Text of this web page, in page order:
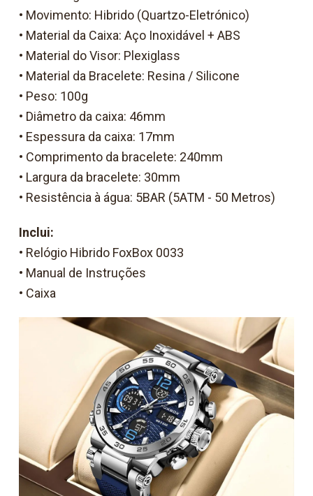
• Movimento: Hibrido (Quartzo-Eletrónico)
• Material da Caixa: Aço Inoxidável + ABS
• Material do Visor: Plexiglass
• Material da Bracelete: Resina / Silicone
• Peso: 100g
• Diâmetro da caixa: 46mm
• Espessura da caixa: 17mm
• Comprimento da bracelete: 240mm
• Largura da bracelete: 30mm
• Resistência à água: 5BAR (5ATM - 50 Metros)
Inclui:
• Relógio Hibrido FoxBox 0033
• Manual de Instruções
• Caixa